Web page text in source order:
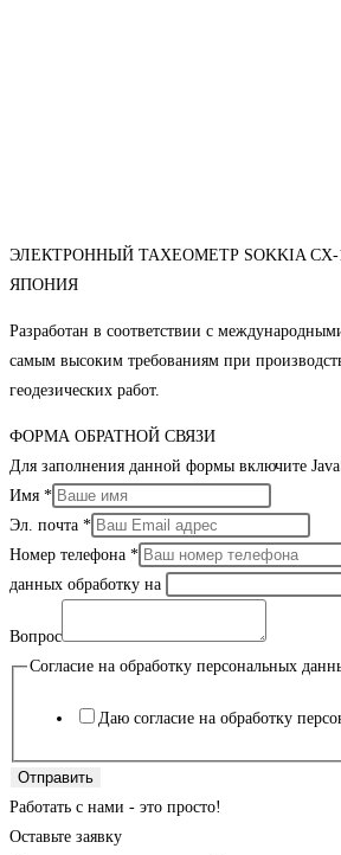
ЭЛЕКТРОННЫЙ ТАХЕОМЕТР SOKKIA CX-
ЯПОНИЯ
Разработан в соответствии с
самым высоким требованиям при
геодезических работ.
ФОРМА ОБРАТНОЙ СВЯЗИ
Для заполнения данной формы включите
Имя *
Эл. почта *
Номер телефона *
данных обработку на
Вопрос
Согласие на обработку персональных
Даю согласие на обработку
Отправить
Работать с нами - это просто!
Оставьте заявку